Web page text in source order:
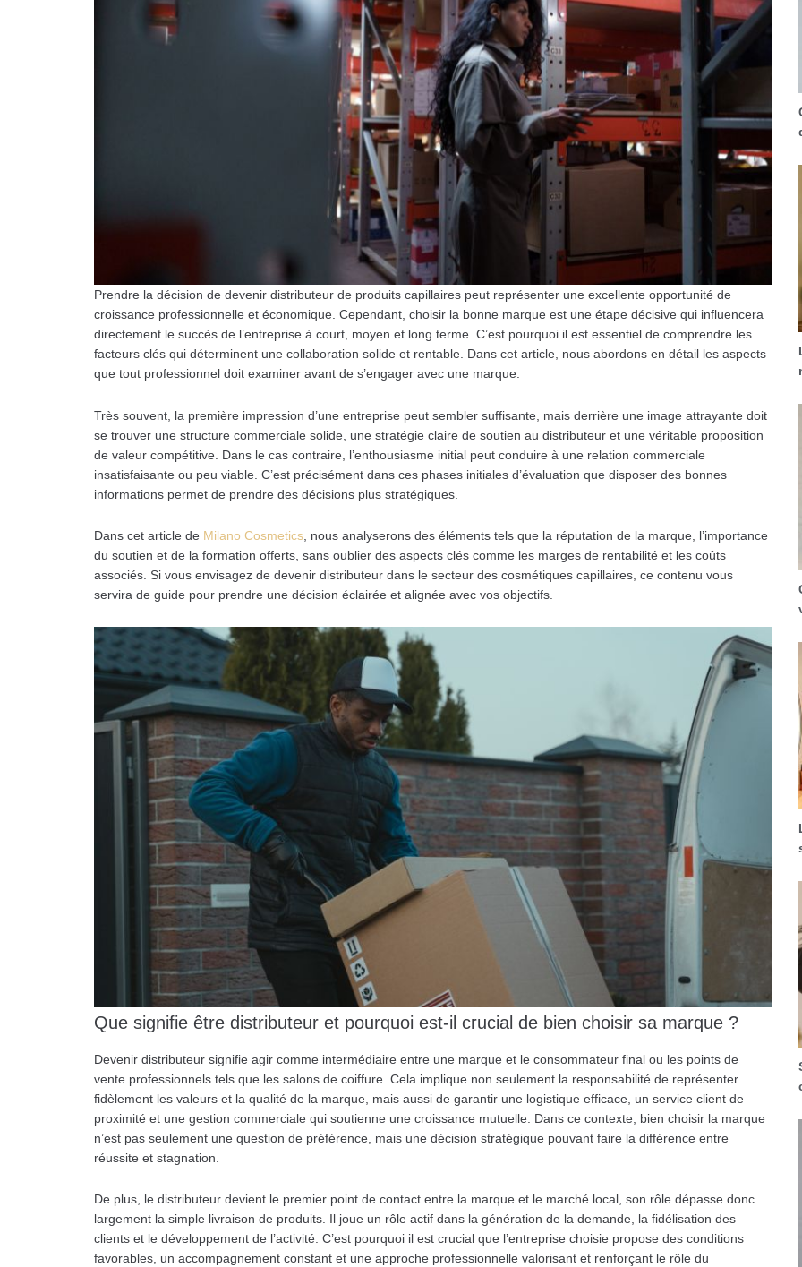
Prendre la décision de devenir distributeur de produits capillaires peut représenter une excellente opportunité de
croissance professionnelle et économique. Cependant, choisir la bonne marque est une étape décisive qui influencera
directement le succès de l’entreprise à court, moyen et long terme. C’est pourquoi il est essentiel de comprendre les
facteurs clés qui déterminent une collaboration solide et rentable. Dans cet article, nous abordons en détail les aspects
que tout professionnel doit examiner avant de s’engager avec une marque.
Très souvent, la première impression d’une entreprise peut sembler suffisante, mais derrière une image attrayante doit
se trouver une structure commerciale solide, une stratégie claire de soutien au distributeur et une véritable proposition
de valeur compétitive. Dans le cas contraire, l’enthousiasme initial peut conduire à une relation commerciale
insatisfaisante ou peu viable. C’est précisément dans ces phases initiales d’évaluation que disposer des bonnes
informations permet de prendre des décisions plus stratégiques.
Dans cet article de Milano Cosmetics, nous analyserons des éléments tels que la réputation de la marque, l’importance
du soutien et de la formation offerts, sans oublier des aspects clés comme les marges de rentabilité et les coûts
associés. Si vous envisagez de devenir distributeur dans le secteur des cosmétiques capillaires, ce contenu vous
servira de guide pour prendre une décision éclairée et alignée avec vos objectifs.
Que signifie être distributeur et pourquoi est-il crucial de bien choisir sa marque ?
Devenir distributeur signifie agir comme intermédiaire entre une marque et le consommateur final ou les points de
vente professionnels tels que les salons de coiffure. Cela implique non seulement la responsabilité de représenter
fidèlement les valeurs et la qualité de la marque, mais aussi de garantir une logistique efficace, un service client de
proximité et une gestion commerciale qui soutienne une croissance mutuelle. Dans ce contexte, bien choisir la marque
n’est pas seulement une question de préférence, mais une décision stratégique pouvant faire la différence entre
réussite et stagnation.
De plus, le distributeur devient le premier point de contact entre la marque et le marché local, son rôle dépasse donc
largement la simple livraison de produits. Il joue un rôle actif dans la génération de la demande, la fidélisation des
clients et le développement de l’activité. C’est pourquoi il est crucial que l’entreprise choisie propose des conditions
favorables, un accompagnement constant et une approche professionnelle valorisant et renforçant le rôle du